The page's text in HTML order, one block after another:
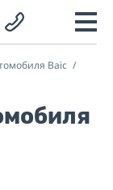
Baic